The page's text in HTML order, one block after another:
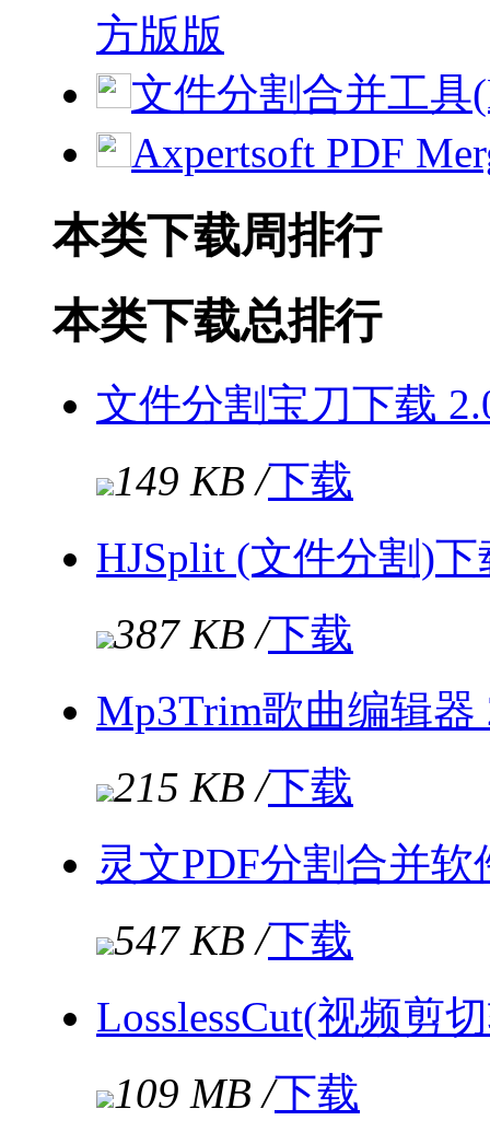
方版版
文件分割合并工具
Axpertsoft PDF
本类下载周排行
本类下载总排行
文件分割宝刀下载
149 KB /下载
HJSplit (文件分割)
387 KB /下载
Mp3Trim歌曲编辑器
215 KB /下载
灵文PDF分割合并
547 KB /下载
LosslessCut(视频剪
109 MB /下载